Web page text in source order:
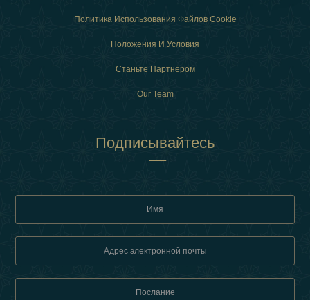
Политика Использования Файлов Cookie
Положения И Условия
Станьте Партнером
Our Team
Подписывайтесь